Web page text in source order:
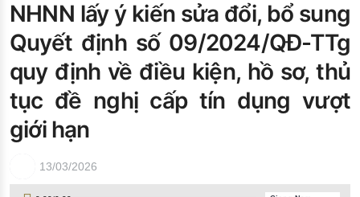
Đào tạo ISO
NHNN lấy ý kiến sửa đổi, bổ sung
Quyết định số 09/2024/QĐ-TTg
quy định về điều kiện, hồ sơ, thủ
tục đề nghị cấp tín dụng vượt
giới hạn
13/03/2026